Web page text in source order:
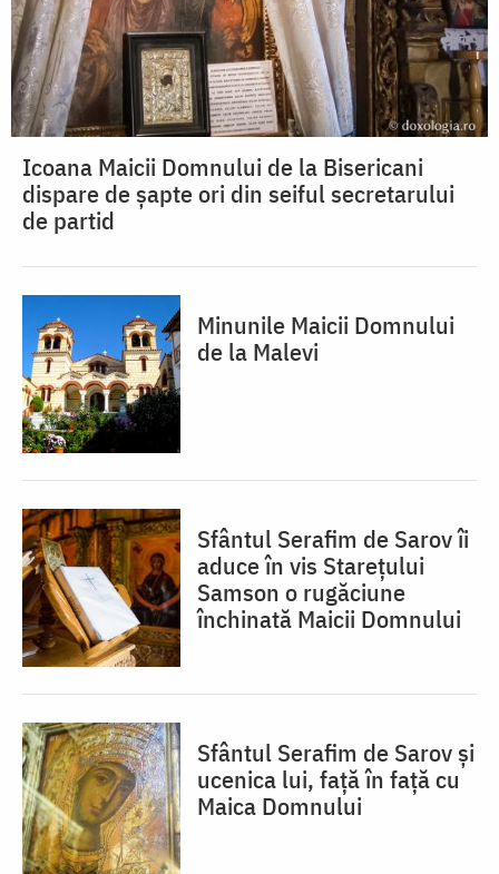
Icoana Maicii Domnului de la Bisericani
dispare de șapte ori din seiful secretarului
de partid
Minunile Maicii Domnului
de la Malevi
Sfântul Serafim de Sarov îi
aduce în vis Starețului
Samson o rugăciune
închinată Maicii Domnului
Sfântul Serafim de Sarov și
ucenica lui, față în față cu
Maica Domnului